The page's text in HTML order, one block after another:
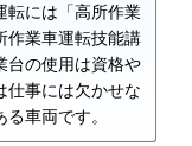
転には「高所作業
作業車運転技能講
台の使用は資格や
仕事には欠かせな
車両です。